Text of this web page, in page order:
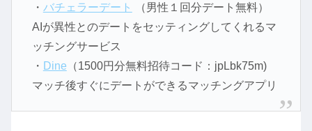
・ バチェラーデート
（男性１回分デート無料）
AIが異性とのデートをセッティングしてくれるマ
ッチングサービス
・ Dine （1500円分無料招待コード：jpLbk75m)
マッチ後すぐにデートができるマッチングアプリ